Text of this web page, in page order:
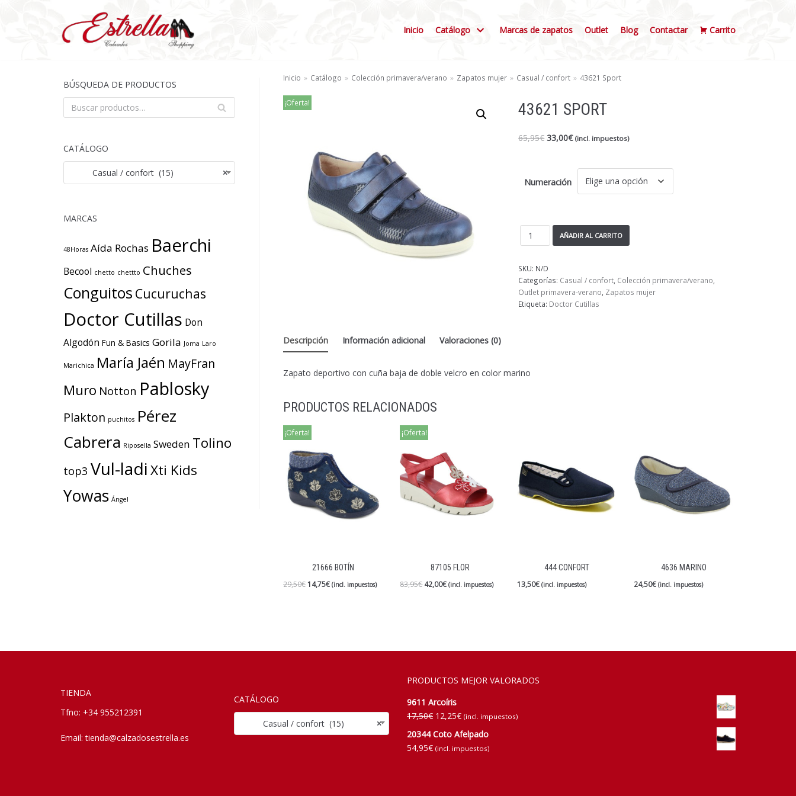
Inicio Catálogo Marcas de zapatos Outlet Blog Contactar Carrito
BÚSQUEDA DE PRODUCTOS
BU
SCA
CATÁLOGO
×
Casual / confort (15)
MARCAS
48Horas Aída Rochas Baerchi
Becool chetto chettto Chuches
Conguitos Cucuruchas
Doctor Cutillas Don
Algodón Fun & Basics Gorila Joma Laro
Marichica María Jaén MayFran
Muro Notton Pablosky
Plakton puchitos Pérez
Cabrera Riposella Sweden Tolino
top3 Vul-ladiXti Kids
Yowas Ángel
Inicio » Catálogo » Colección primavera/verano » Zapatos mujer » Casual / confort » 43621 Sport
¡Oferta! 43621 SPORT
65,95€ 33,00€ (incl. impuestos)
Numeración
AÑADIR AL CARRITO
SKU: N/D
Categorías: Casual / confort Colección primavera/verano
Outlet primavera-verano Zapatos mujer
Etiqueta: Doctor Cutillas
Descripción Información adicional Valoraciones (0)
Zapato deportivo con cuña baja de doble velcro en color marino
PRODUCTOS RELACIONADOS
¡Oferta!
21666 BOTÍN
29,50€ 14,75€ (incl. impuestos)
¡Oferta!
87105 FLOR
83,95€ 42,00€ (incl. impuestos)
444 CONFORT
13,50€ (incl. impuestos)
4636 MARINO
24,50€ (incl. impuestos)
TIENDA
Tfno: +34 955212391
Email:tienda@calzadosestrella.es
CATÁLOGO
×
Casual / confort (15)
PRODUCTOS MEJOR VALORADOS
9611 Arcoíris
17,50€ 12,25€ (incl. impuestos)
20344 Coto Afelpado
54,95€ (incl. impuestos)